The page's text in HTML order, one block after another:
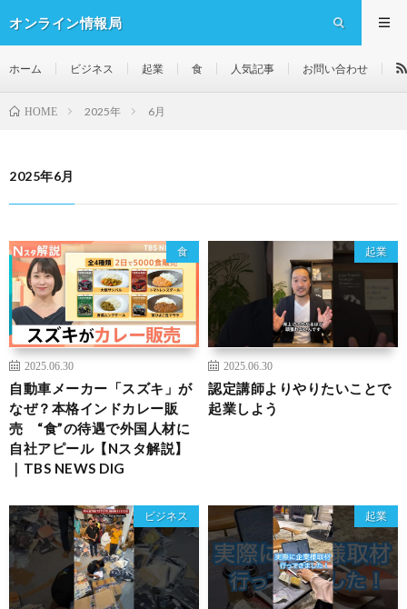
オンライン情報局
ホーム ビジネス 起業 食 人気記事 お問い合わせ
HOME 2025年 6月
2025年6月
食
2025.06.30
自動車メーカー「スズキ」が
なぜ？本格インドカレー販
売 “食”の待遇で外国人材に
自社アピール【Nスタ解説】
｜TBS NEWS DIG
起業
2025.06.30
認定講師よりやりたいことで
起業しよう
ビジネス 起業